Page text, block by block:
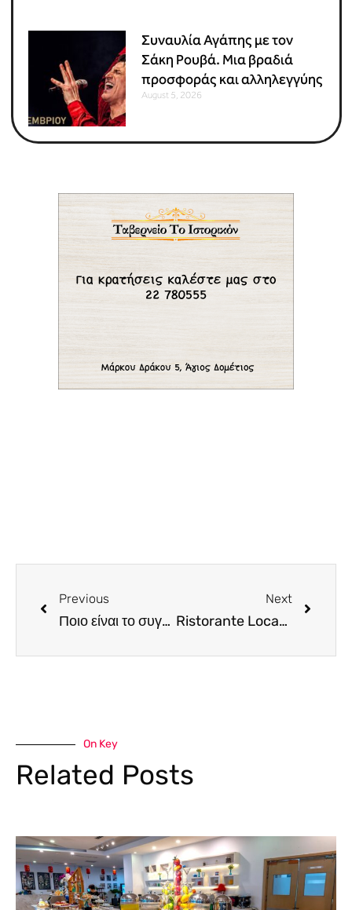
Συναυλία Αγάπης με τον
Σάκη Ρουβά. Μια βραδιά
προσφοράς και αλληλεγγύης
August 5, 2026
Previous
Ποιο είναι το συγκοινωνιακό έργο του αιώνα στην Ευρώπη με κόστος τα 10 δις ευρώ;
Next
Ristorante Locatelli. Δυο αστεράτοι σεφ συναντιούνται για ένα ανεπανάληπτο 4 hands γαστρονομικό event
On Key
Related Posts